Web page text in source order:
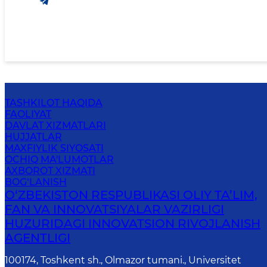
TASHKILOT HAQIDA
FAOLIYAT
DAVLAT XIZMATLARI
HUJJATLAR
MAXFIYLIK SIYOSATI
OCHIQ MA'LUMOTLAR
AXBOROT XIZMATI
BOG‘LANISH
O‘ZBEKISTON RESPUBLIKASI OLIY TA’LIM,
FAN VA INNOVATSIYALAR VAZIRLIGI
HUZURIDAGI INNOVATSION RIVOJLANISH
AGENTLIGI
100174, Toshkent sh., Olmazor tumani., Universitet